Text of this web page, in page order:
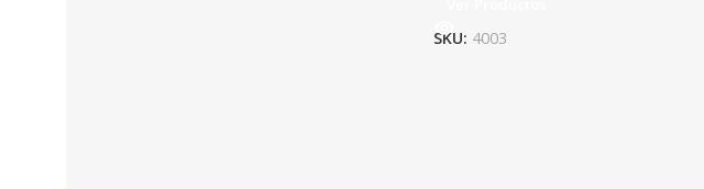
SKU: 4003